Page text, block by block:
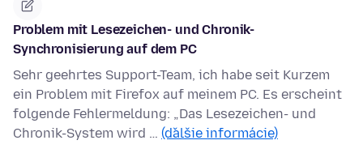
Problem mit Lesezeichen- und Chronik-
Synchronisierung auf dem PC
Sehr geehrtes Support-Team, ich habe seit Kurzem
ein Problem mit Firefox auf meinem PC. Es erscheint
folgende Fehlermeldung: „Das Lesezeichen- und
Chronik-System wird … (ďalšie informácie)